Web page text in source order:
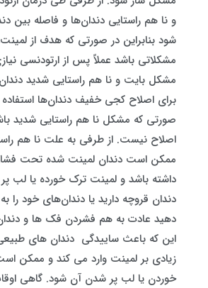
و نا هم راستایی دندان‌ها و فاصله بین
شود بنابراین در صورتی‌ که هدف از
مشکلاتی باشد عملاً پس از ارتودنسی
مشکل بایت و نا هم راستایی شدید
برای اصلاح کجی خفیف دندان‌ها
صورتی که مشکل نا هم راستایی شدید
اصلاح نیست. از طرفی به علت نا هم
ممکن است دندان لمینت شده تحت
داشته باشد و لمینت ترک خورده یا لب
دندان قروچه دارید یا دندان‌های خود را
دهید عادت به هم فشردن فک ها و دندان
این که باعث ساییدگی دندان‌ های
زیادی بر لمینت وارد می‌ کند و ممکن
خوردن یا لب پر شدن آن شود. گاهی